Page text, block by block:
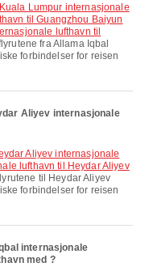
til Guangzhou Baiyun
lufthavn til
fra Allama Iqbal
forbindelser for reisen
Aliyev internasjonale
lufthavn til Heydar Aliyev
til Heydar Aliyev
forbindelser for reisen
internasjonale
med ?